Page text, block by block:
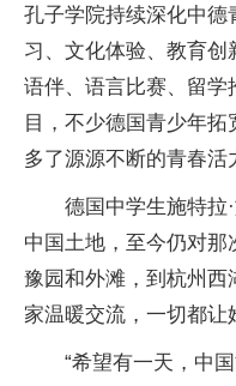
孔子学院持续深化中德
习、文化体验、教育
语伴、语言比赛、留学
目，不少德国青少年
多了源源不断的青春活
德国中学生施特拉
中国土地，至今仍对
豫园和外滩，到杭州
家温暖交流，一切都让
“希望有一天，中